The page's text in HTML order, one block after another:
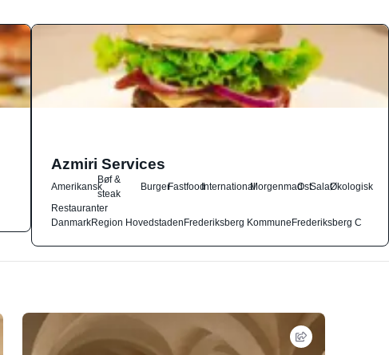
Azmiri Services
Amerikansk
Bøf &
steak
BurgerFastfoodInternationalMorgenmadOstSalatØkologisk
Restauranter
DanmarkRegion HovedstadenFrederiksberg KommuneFrederiksberg C